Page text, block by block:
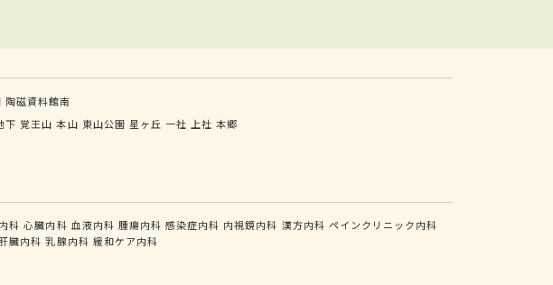
陶磁資料館南
下 覚王山 本山 東山公園 星ヶ丘 一社 上社 本郷
科 心臓内科 血液内科 腫瘍内科 感染症内科 内視鏡内科 漢方内科 ペインクリニック内科
臓内科 乳腺内科 緩和ケア内科